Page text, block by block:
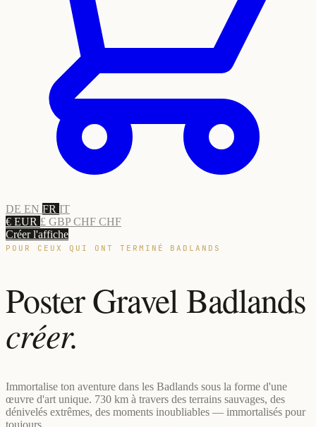
DE EN FR IT
€ EUR £ GBPCHF CHF
Créer l'affiche
POUR CEUX QUI ONT TERMINÉ BADLANDS
Poster Gravel Badlands
créer.
Immortalise ton aventure dans les Badlands sous la forme d'une
œuvre d'art unique. 730 km à travers des terrains sauvages, des
dénivelés extrêmes, des moments inoubliables — immortalisés pour
toujours.